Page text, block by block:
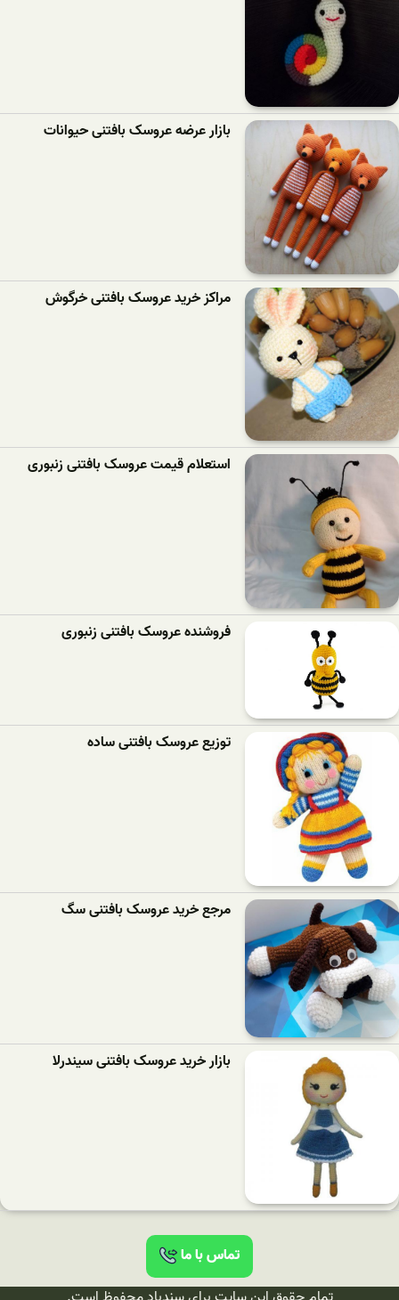
بازار عرضه عروسک بافتنی حیوانات
مراکز خرید عروسک بافتنی خرگوش
استعلام قیمت عروسک بافتنی زنبوری
فروشنده عروسک بافتنی زنبوری
توزیع عروسک بافتنی ساده
مرجع خرید عروسک بافتنی سگ
بازار خرید عروسک بافتنی سیندرلا
تماس با ما